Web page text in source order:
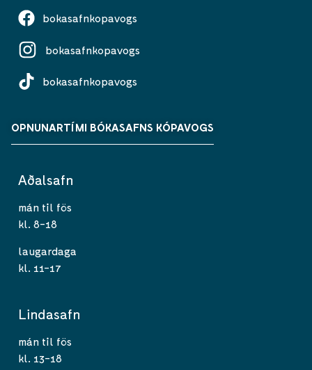
bokasafnkopavogs
bokasafnkopavogs
bokasafnkopavogs
OPNUNARTÍMI BÓKASAFNS KÓPAVOGS
Aðalsafn
mán til fös
kl. 8-18
laugardaga
kl. 11-17
Lindasafn
mán til fös
kl. 13-18